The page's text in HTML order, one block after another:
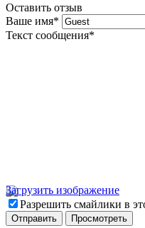
Оставить отзыв
Ваше имя*
Текст сообщения*
Загрузить изображение
Разрешить смайлики в